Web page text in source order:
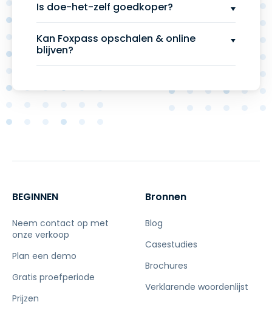
Is doe-het-zelf goedkoper?
Kan Foxpass opschalen & online
blijven?
BEGINNEN
Neem contact op met
onze verkoop
Plan een demo
Gratis proefperiode
Prijzen
Bronnen
Blog
Casestudies
Brochures
Verklarende woordenlijst